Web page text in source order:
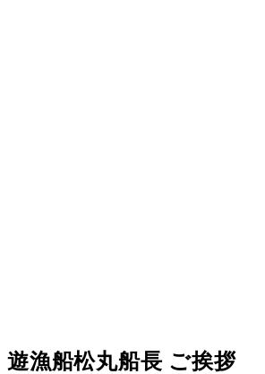
遊漁船松丸船長 ご挨拶